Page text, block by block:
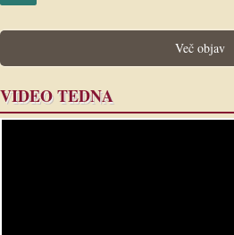
Več objav
VIDEO TEDNA